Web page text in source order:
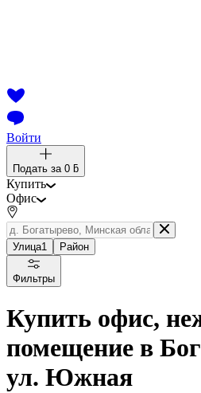
Войти
Подать за 0 ƃ
Купить
Офис
Улица1 Район
Фильтры
Купить офис,
помещение в
ул. Южная